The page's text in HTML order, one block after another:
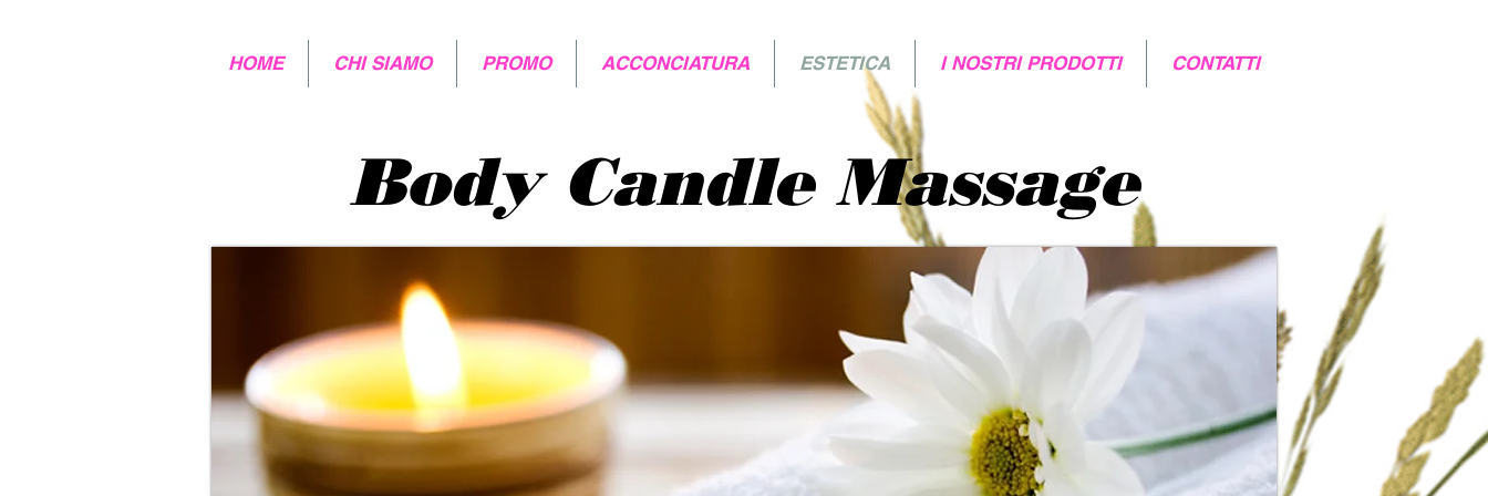
HOME CHI SIAMO PROMO ACCONCIATURA ESTETICA I NOSTRI PRODOTTI CONTATTI
Body Candle Massage